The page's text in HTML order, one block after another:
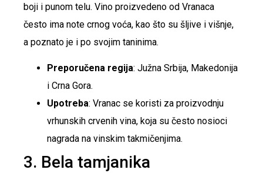
boji i punom telu. Vino proizvedeno od Vranaca
često ima note crnog voća, kao što su šljive i višnje,
a poznato je i po svojim taninima.
Preporučena regija: Južna Srbija, Makedonija
i Crna Gora.
Upotreba: Vranac se koristi za proizvodnju
vrhunskih crvenih vina, koja su često nosioci
nagrada na vinskim takmičenjima.
3. Bela tamjanika